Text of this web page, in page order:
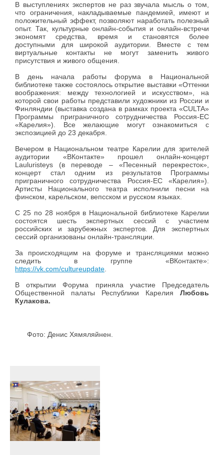
В выступлениях экспертов не раз звучала мысль о том,
что ограничения, накладываемые пандемией, имеют и
положительный эффект, позволяют наработать полезный
опыт. Так, культурные онлайн-события и онлайн-встречи
экономят средства, время и становятся более
доступными для широкой аудитории. Вместе с тем
виртуальные контакты не могут заменить живого
присутствия и живого общения.
В день начала работы форума в Национальной
библиотеке также состоялось открытие выставки «Оттенки
воображения: между технологией и искусством», на
которой свои работы представили художники из России и
Финляндии (выставка создана в рамках проекта «CULTA»
Программы приграничного сотрудничества Россия-ЕС
«Карелия»). Все желающие могут ознакомиться с
экспозицией до 23 декабря.
Вечером в Национальном театре Карелии для зрителей
аудитории «ВКонтакте» прошел онлайн-концерт
Lauluristeys (в переводе – «Песенный перекресток»,
концерт стал одним из результатов Программы
приграничного сотрудничества Россия-ЕС «Карелия»).
Артисты Национального театра исполнили песни на
финском, карельском, вепсском и русском языках.
С 25 по 28 ноября в Национальной библиотеке Карелии
состоятся шесть экспертных сессий с участием
российских и зарубежных экспертов. Для экспертных
сессий организованы онлайн-трансляции.
За происходящим на форуме и трансляциями можно
следить в группе «ВКонтакте»:
https://vk.com/cultureupdate
В открытии Форума приняла участие Председатель
Общественной палаты Республики Карелия Любовь
Кулакова.
Фото: Денис Хямяляйнен.